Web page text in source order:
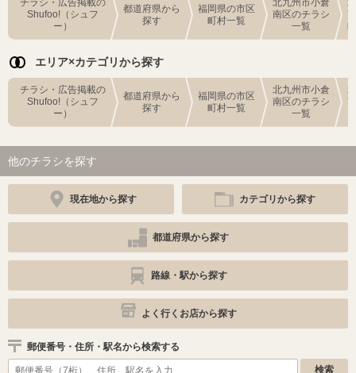
チラシ・広告掲載の
Shufoo!（シュフ
ー）
都道府県から
探す
福岡県の市区
町村一覧
北九州市小倉
南区のチラシ
一覧
エリア×カテゴリから探す
チラシ・広告掲載の
Shufoo!（シュフ
ー）
都道府県から
探す
福岡県の市区
町村一覧
北九州市小倉
南区のチラシ
一覧
他のチラシを探す
現在地から探す カテゴリから探す
都道府県から探す
路線・駅から探す
よく行くお店から探す
郵便番号・住所・駅名から検索する